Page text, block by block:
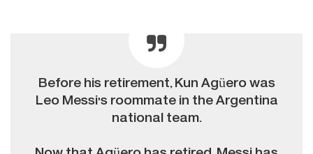
Before his retirement, Kun Agüero was
Leo Messi's roommate in the Argentina
national team.